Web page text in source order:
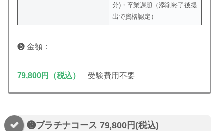
分)・卒業課題（添削終了後提
出で資格認定）
❺ 金額：
79,800円（税込） 受験費用不要
❷プラチナコース 79,800円(税込)